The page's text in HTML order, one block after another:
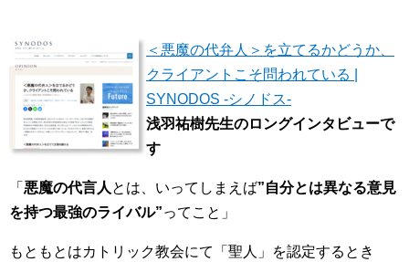
＜悪魔の代弁人＞を立てるかどうか、
クライアントこそ問われている |
SYNODOS -シノドス-
浅羽祐樹先生のロングインタビューで
す
「 悪魔の代言人 とは、いってしまえば”自分とは異なる意見
を持つ最強のライバル”ってこと」
もともとはカトリック教会にて「聖人」を認定するとき